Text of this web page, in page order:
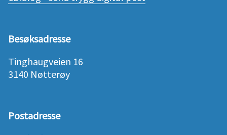
Besøksadresse
Tinghaugveien 16
3140 Nøtterøy
Postadresse